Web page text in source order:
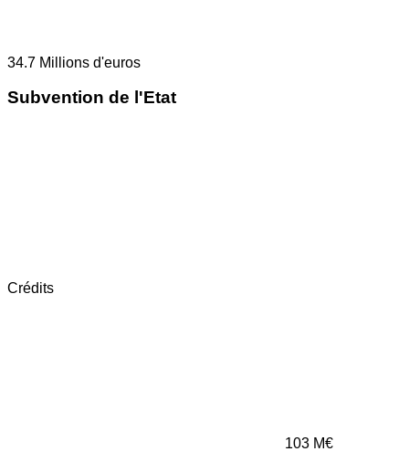
34.7 Millions d'euros
Subvention de l'Etat
Crédits
103 M€